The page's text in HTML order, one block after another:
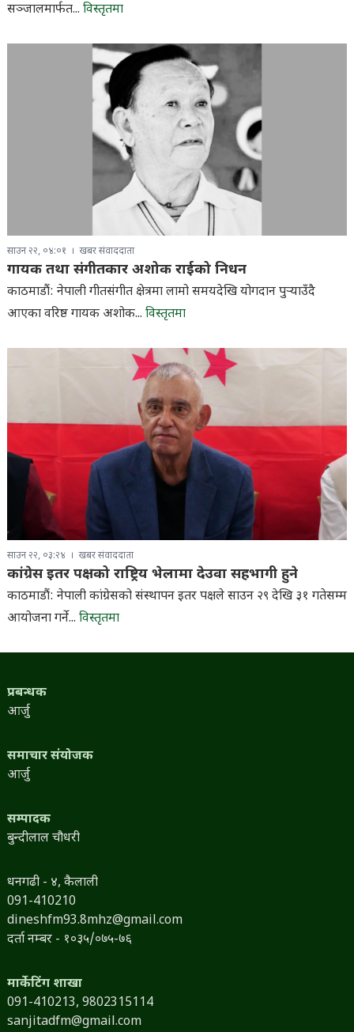
सञ्जालमार्फत... विस्तृतमा
साउन २२, ०४:०१ खबर संवाददाता
गायक तथा संगीतकार अशोक राईको निधन
काठमाडौं: नेपाली गीतसंगीत क्षेत्रमा लामो समयदेखि योगदान पुर्‍याउँदै
आएका वरिष्ठ गायक अशोक... विस्तृतमा
साउन २२, ०३:२४ खबर संवाददाता
कांग्रेस इतर पक्षको राष्ट्रिय भेलामा देउवा सहभागी हुने
काठमाडौं: नेपाली कांग्रेसको संस्थापन इतर पक्षले साउन २९ देखि ३१ गतेसम्म
आयोजना गर्ने... विस्तृतमा
प्रबन्धक
आर्जु
समाचार संयोजक
आर्जु
सम्पादक
बुन्दीलाल चौधरी
धनगढी - ४, कैलाली
091-410210
dineshfm93.8mhz@gmail.com
दर्ता नम्बर - १०३५/०७५-७६
मार्केटिंग शाखा
091-410213, 9802315114
sanjitadfm@gmail.com